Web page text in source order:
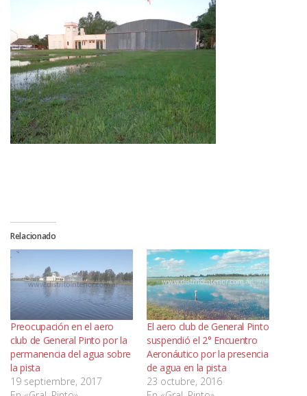
Relacionado
Preocupación en el aero
club de General Pinto por la
permanencia del agua sobre
la pista
19 septiembre, 2017
El aero club de General Pinto
suspendió el 2° Encuentro
Aeronáutico por la presencia
de agua en la pista
23 octubre, 2016